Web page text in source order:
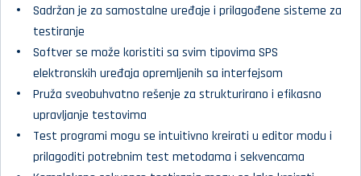
Sadržan je za samostalne uređaje i prilagođene sisteme za
testiranje
Softver se može koristiti sa svim tipovima SPS
elektronskih uređaja opremljenih sa interfejsom
Pruža sveobuhvatno rešenje za strukturirano i efikasno
upravljanje testovima
Test programi mogu se intuitivno kreirati u editor modu i
prilagoditi potrebnim test metodama i sekvencama